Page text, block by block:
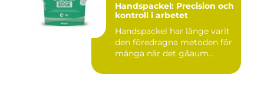
Handspackel: Precision och
kontroll i arbetet
Handspackel har länge varit
den föredragna metoden för
många när det g&aum...